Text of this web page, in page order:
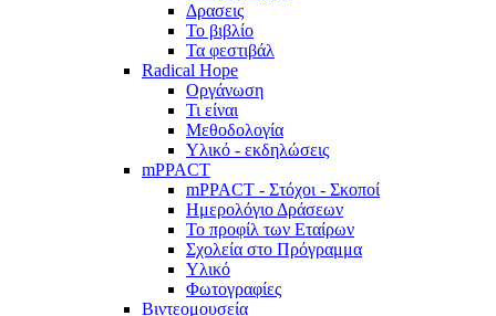
Δρασεις
Το βιβλίο
Τα φεστιβάλ
Radical Hope
Οργάνωση
Τι είναι
Μεθοδολογία
Υλικό - εκδηλώσεις
mPPACT
mPPACT - Στόχοι - Σκοποί
Ημερολόγιο Δράσεων
Το προφίλ των Εταίρων
Σχολεία στο Πρόγραμμα
Υλικό
Φωτογραφίες
Βιντεομουσεία